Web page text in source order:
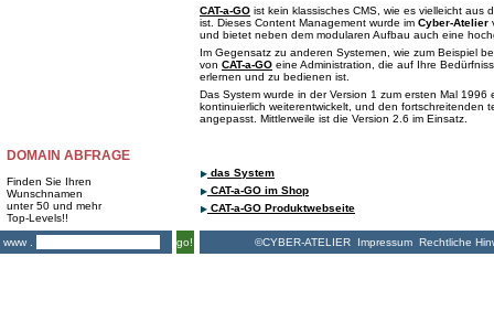
DOMAIN ABFRAGE
Finden Sie Ihren
Wunschnamen
unter 50 und mehr
Top-Levels!!
www .
go!
CAT-a-GO ist kein klassisches CMS, wie es vielleicht aus
ist. Dieses Content Management wurde im Cyber-Atelier
und bietet neben dem modularen Aufbau auch eine
Im Gegensatz zu anderen Systemen, wie zum Beispiel
von CAT-a-GO eine Administration, die auf Ihre
erlernen und zu bedienen ist.
Das System wurde in der Version 1 zum ersten Mal 1996
kontinuierlich weiterentwickelt, und den fortschreitenden
angepasst. Mittlerweile ist die Version 2.6 im Einsatz.
das System
CAT-a-GO im Shop
CAT-a-GO Produktwebseite
©CYBER-ATELIER Impressum Rechtliche